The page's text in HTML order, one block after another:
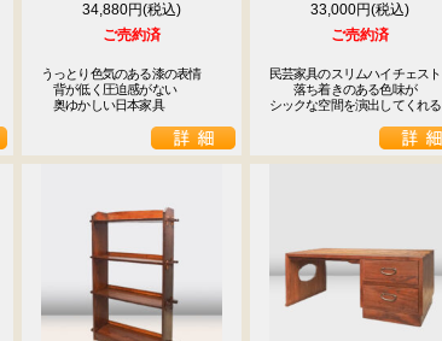
34,880円
ご売約済
うっとり色気のある漆の表情
背が低く圧迫感がない
奥ゆかしい日本家具
33,000円
ご売約済
民芸家具のスリムハイチェスト
落ち着きのある色味が
シックな空間を演出してくれる